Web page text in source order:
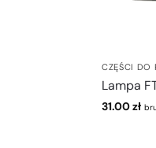
CZĘŚCI DO
Lampa
31.00zł